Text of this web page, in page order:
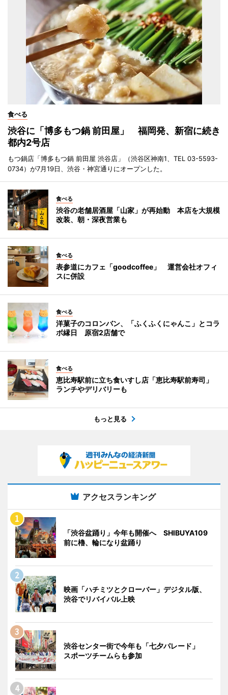
食べる
渋谷に「博多もつ鍋 前田屋」 福岡発、新宿に続き
都内2号店
もつ鍋店「博多もつ鍋 前田屋 渋谷店」（渋谷区神南1、TEL 03-5593-
0734）が7月19日、渋谷・神宮通りにオープンした。
食べる
渋谷の老舗居酒屋「山家」が再始動 本店を大規模
改装、朝・深夜営業も
食べる
表参道にカフェ「goodcoffee」 運営会社オフィ
スに併設
食べる
洋菓子のコロンバン、「ふくふくにゃんこ」とコラ
ボ縁日 原宿2店舗で
食べる
恵比寿駅前に立ち食いすし店「恵比寿駅前寿司」
ランチやデリバリーも
もっと見る
アクセスランキング
「渋谷盆踊り」今年も開催へ SHIBUYA109
前に櫓、輪になり盆踊り
映画「ハチミツとクローバー」デジタル版、
渋谷でリバイバル上映
渋谷センター街で今年も「七夕パレード」
スポーツチームらも参加